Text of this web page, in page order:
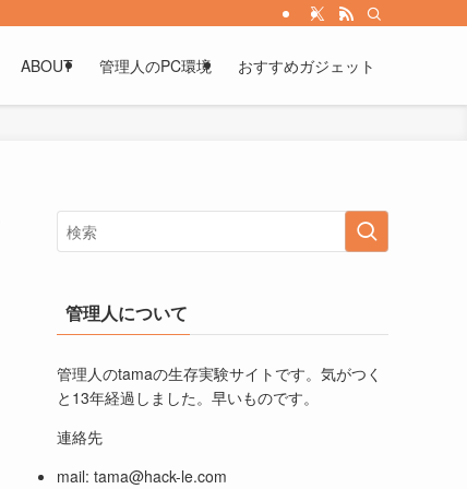
ABOUT 管理人のPC環境 おすすめガジェット
管理人について
管理人のtamaの生存実験サイトです。気がつく
と13年経過しました。早いものです。
連絡先
mail: tama@hack-le.com